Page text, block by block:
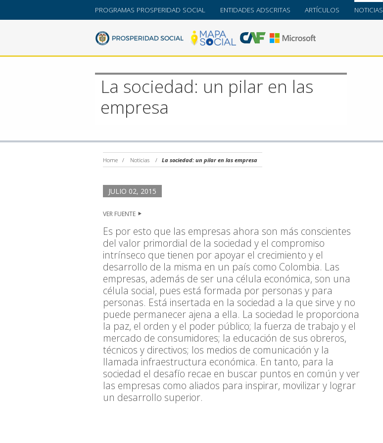
PROGRAMAS PROSPERIDAD SOCIAL ENTIDADES ADSCRITAS ARTÍCULOS NOTICIAS
La sociedad: un pilar en las
empresa
Home / Noticias / La sociedad: un pilar en las empresa
JULIO 02, 2015
VER FUENTE
Es por esto que las empresas ahora son más conscientes
del valor primordial de la sociedad y el compromiso
intrínseco que tienen por apoyar el crecimiento y el
desarrollo de la misma en un país como Colombia. Las
empresas, además de ser una célula económica, son una
célula social, pues está formada por personas y para
personas. Está insertada en la sociedad a la que sirve y no
puede permanecer ajena a ella. La sociedad le proporciona
la paz, el orden y el poder público; la fuerza de trabajo y el
mercado de consumidores; la educación de sus obreros,
técnicos y directivos; los medios de comunicación y la
llamada infraestructura económica. En tanto, para la
sociedad el desafío recae en buscar puntos en común y ver
las empresas como aliados para inspirar, movilizar y lograr
un desarrollo superior.